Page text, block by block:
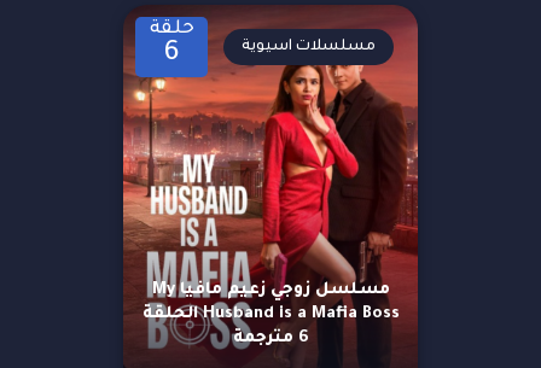
حلقة
6
مسلسل زوجي زعيم مافيا My
Husband is a Mafia Boss الحلقة
6 مترجمة
مسلسلات اسيوية